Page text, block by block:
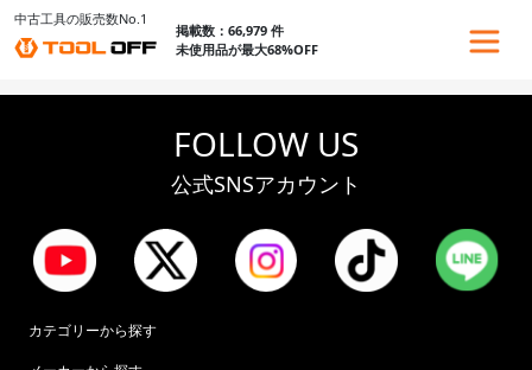
中古工具の販売数No.1
掲載数：66,979 件
未使用品が最大68%OFF
FOLLOW US
公式SNSアカウント
カテゴリーから探す